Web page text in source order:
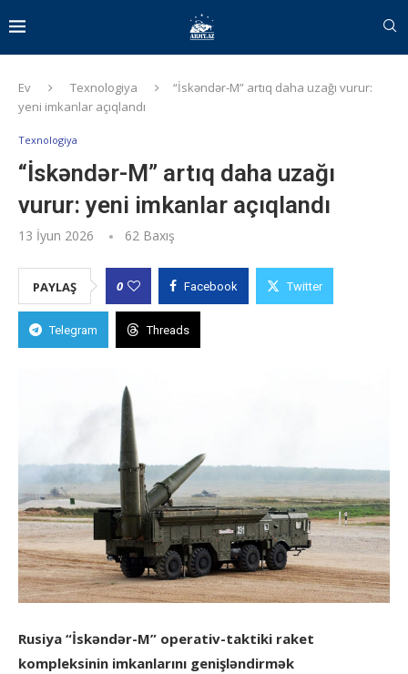
Ev Texnologiya
“İskəndər-M” artıq daha uzağı vurur:
yeni imkanlar açıqlandı
Texnologiya
“İskəndər-M” artıq daha uzağı
vurur: yeni imkanlar açıqlandı
13 İyun 2026 62 Baxış
PAYLAŞ 0 Facebook Twitter
Telegram Threads
Rusiya “İskəndər-M” operativ-taktiki raket
kompleksinin imkanlarını genişləndirmək